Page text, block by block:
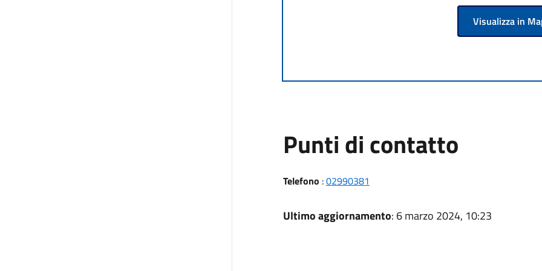
Visualizza in
Punti di contatto
Telefono :02990381
Ultimo aggiornamento: 6 marzo 2024, 10:23